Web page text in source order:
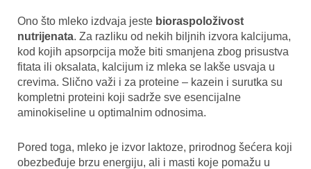
Ono što mleko izdvaja jeste bioraspoloživost
nutrijenata. Za razliku od nekih biljnih izvora kalcijuma,
kod kojih apsorpcija može biti smanjena zbog prisustva
fitata ili oksalata, kalcijum iz mleka se lakše usvaja u
crevima. Slično važi i za proteine – kazein i surutka su
kompletni proteini koji sadrže sve esencijalne
aminokiseline u optimalnim odnosima.
Pored toga, mleko je izvor laktoze, prirodnog šećera koji
obezbeđuje brzu energiju, ali i masti koje pomažu u